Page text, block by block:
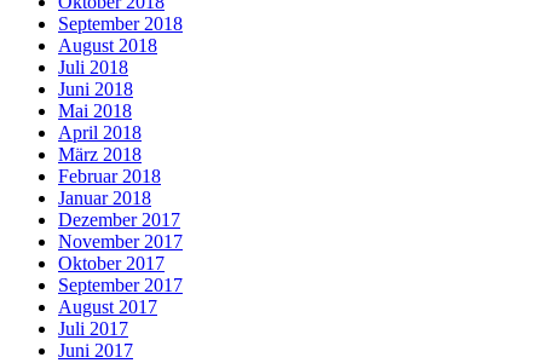
September 2018
August 2018
Juli 2018
Juni 2018
Mai 2018
April 2018
März 2018
Februar 2018
Januar 2018
Dezember 2017
November 2017
Oktober 2017
September 2017
August 2017
Juli 2017
Juni 2017